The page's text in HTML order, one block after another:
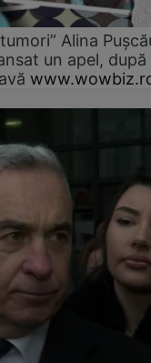
Alina
un apel, după